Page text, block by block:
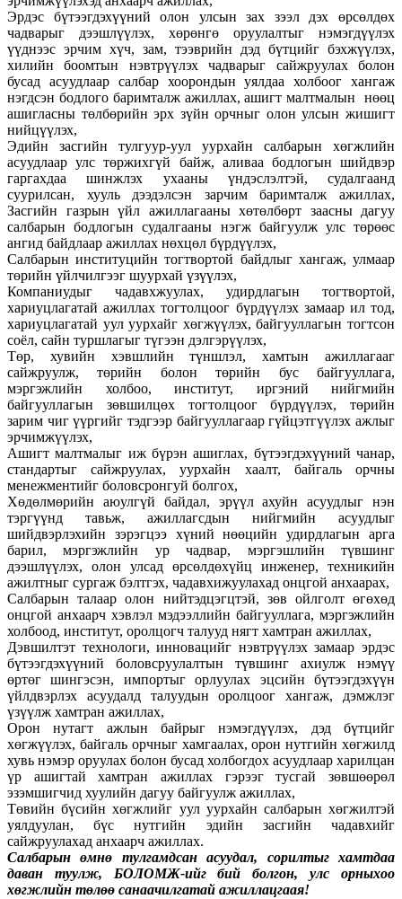
Эрдэс бүтээгдэхүүний олон улсын зах зээл дэх өрсөлдөх
чадварыг дээшлүүлэх, хөрөнгө оруулалтыг нэмэгдүүлэх
үүднээс эрчим хүч, зам, тээврийн дэд бүтцийг бэхжүүлэх,
хилийн боомтын нэвтрүүлэх чадварыг сайжруулах болон
бусад асуудлаар салбар хоорондын уялдаа холбоог хангаж
нэгдсэн бодлого баримталж ажиллах, ашигт малтмалын нөөц
ашигласны төлбөрийн эрх зүйн орчныг олон улсын жишигт
нийцүүлэх,
Эдийн засгийн тулгуур-уул уурхайн салбарын хөгжлийн
асуудлаар улс төржихгүй байж, аливаа бодлогын шийдвэр
гаргахдаа шинжлэх ухааны үндэслэлтэй, судалгаанд
суурилсан, хууль дээдэлсэн зарчим баримталж ажиллах,
Засгийн газрын үйл ажиллагааны хөтөлбөрт заасны дагуу
салбарын бодлогын судалгааны нэгж байгуулж улс төрөөс
ангид байдлаар ажиллах нөхцөл бүрдүүлэх,
Салбарын институцийн тогтвортой байдлыг хангаж, улмаар
төрийн үйлчилгээг шуурхай үзүүлэх,
Компаниудыг чадавхжуулах, удирдлагын тогтвортой,
хариуцлагатай ажиллах тогтолцоог бүрдүүлэх замаар ил тод,
хариуцлагатай уул уурхайг хөгжүүлэх, байгууллагын тогтсон
соёл, сайн туршлагыг түгээн дэлгэрүүлэх,
Төр, хувийн хэвшлийн түншлэл, хамтын ажиллагааг
сайжруулж, төрийн болон төрийн бус байгууллага,
мэргэжлийн холбоо, институт, иргэний нийгмийн
байгууллагын зөвшилцөх тогтолцоог бүрдүүлэх, төрийн
зарим чиг үүргийг тэдгээр байгууллагаар гүйцэтгүүлэх ажлыг
эрчимжүүлэх,
Ашигт малтмалыг иж бүрэн ашиглах, бүтээгдэхүүний чанар,
стандартыг сайжруулах, уурхайн хаалт, байгаль орчны
менежментийг боловсронгуй болгох,
Хөдөлмөрийн аюулгүй байдал, эрүүл ахуйн асуудлыг нэн
тэргүүнд тавьж, ажиллагсдын нийгмийн асуудлыг
шийдвэрлэхийн зэрэгцээ хүний нөөцийн удирдлагын арга
барил, мэргэжлийн ур чадвар, мэргэшлийн түвшинг
дээшлүүлэх, олон улсад өрсөлдөхүйц инженер, техникийн
ажилтныг сургаж бэлтгэх, чадавхижуулахад онцгой анхаарах,
Салбарын талаар олон нийтэдцэгцтэй, зөв ойлголт өгөхөд
онцгой анхаарч хэвлэл мэдээллийн байгууллага, мэргэжлийн
холбоод, институт, оролцогч талууд нягт хамтран ажиллах,
Дэвшилтэт технологи, инновацийг нэвтрүүлэх замаар эрдэс
бүтээгдэхүүний боловсруулалтын түвшинг ахиулж нэмүү
өртөг шингэсэн, импортыг орлуулах эцсийн бүтээгдэхүүн
үйлдвэрлэх асуудалд талуудын оролцоог хангаж, дэмжлэг
үзүүлж хамтран ажиллах,
Орон нутагт ажлын байрыг нэмэгдүүлэх, дэд бүтцийг
хөгжүүлэх, байгаль орчныг хамгаалах, орон нутгийн хөгжилд
хувь нэмэр оруулах болон бусад холбогдох асуудлаар харилцан
үр ашигтай хамтран ажиллах гэрээг тусгай зөвшөөрөл
эзэмшигчид хуулийн дагуу байгуулж ажиллах,
Төвийн бүсийн хөгжлийг уул уурхайн салбарын хөгжилтэй
уялдуулан, бүс нутгийн эдийн засгийн чадавхийг
сайжруулахад анхаарч ажиллах.
Салбарын өмнө тулгамдсан асуудал, сорилтыг хамтдаа
даван туулж, БОЛОМЖ-ийг бий болгон, улс орныхоо
хөгжлийн төлөө санаачилгатай ажиллацгаая!